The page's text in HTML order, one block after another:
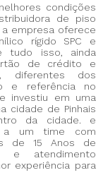
condições
de piso
empresa oferece
rígido SPC e
tudo isso, ainda
de crédito e
diferentes dos
e referência no
investiu em uma
cidade de Pinhais
da cidade. e
a um time com
de 15 Anos de
e atendimento
experiência para